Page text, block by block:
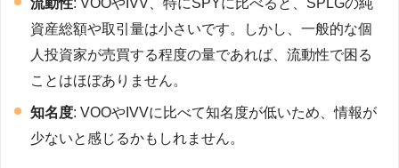
資産総額や取引量は小さいです。しかし、一般的な個
人投資家が売買する程度の量であれば、流動性で困る
ことはほぼありません。
知名度: VOOやIVVに比べて知名度が低いため、情報が
少ないと感じるかもしれません。